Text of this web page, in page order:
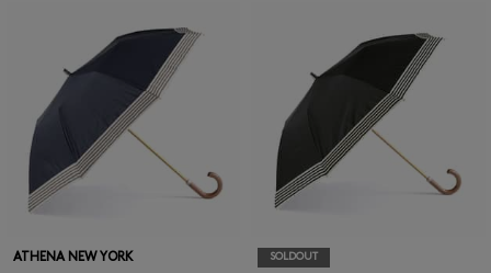
ATHENA NEW YORK
SOLDOUT